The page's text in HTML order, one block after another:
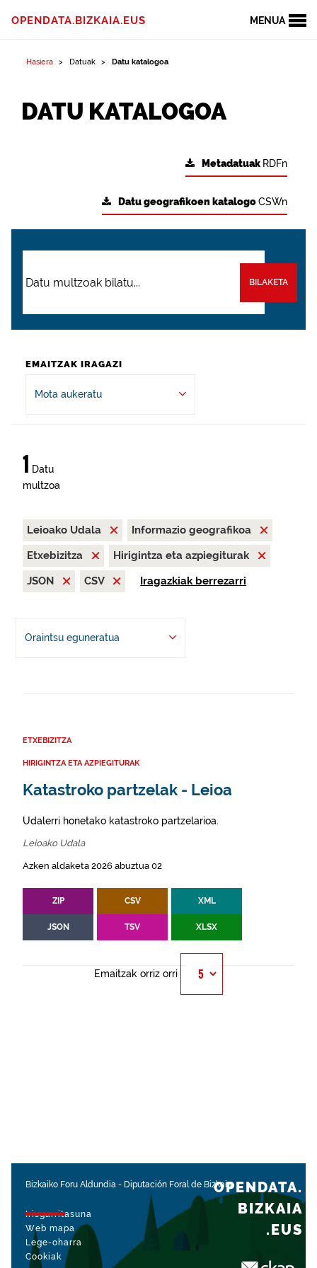
MENUA
OPENDATA.BIZKAIA.EUS
Hasiera Datuak Datu katalogoa
DATU KATALOGOA
Metadatuak RDFn
Datu geografikoen katalogoCSWn
BILAKETA
EMAITZAK IRAGAZI
Mota aukeratu
1 Datu
multzoa
Leioako Udala
Informazio geografikoa
Etxebizitza
Hirigintza eta azpiegiturak
JSON
CSV Iragazkiak berrezarri
Oraintsu eguneratua
ETXEBIZITZA
HIRIGINTZA ETA AZPIEGITURAK
Katastroko partzelak - Leioa
Udalerri honetako katastroko partzelarioa.
Leioako Udala
Azken aldaketa 2026 abuztua 02
ZIP CSV XML
JSON TSV XLSX
Emaitzak orriz orri
Bizkaiko Foru Aldundia - Diputación Foral de Bizkaia
Irisgarritasuna
Web mapa
Lege-oharra
Cookiak
OPENDATA.
BIZKAIA
.EUS